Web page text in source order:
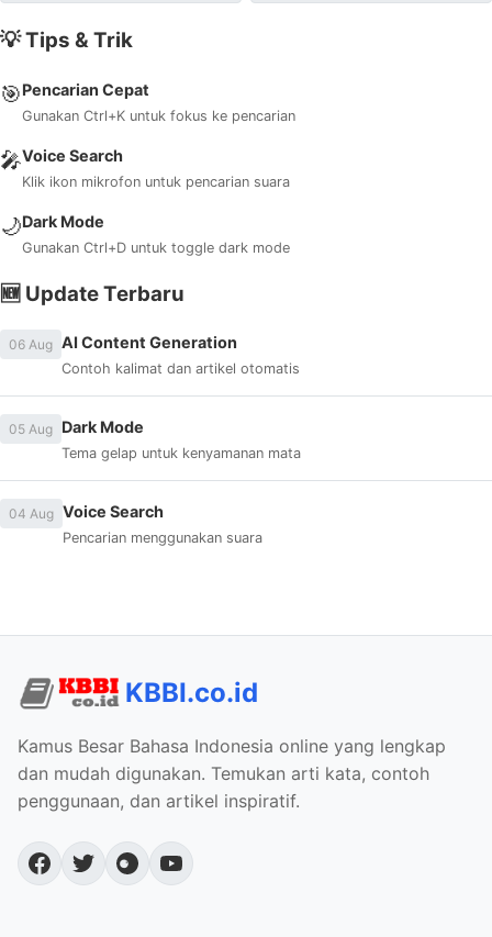
💡 Tips & Trik
🎯Pencarian Cepat
Gunakan Ctrl+K untuk fokus ke pencarian
🎤Voice Search
Klik ikon mikrofon untuk pencarian suara
🌙Dark Mode
Gunakan Ctrl+D untuk toggle dark mode
🆕 Update Terbaru
06 Aug AI Content Generation
Contoh kalimat dan artikel otomatis
05 Aug Dark Mode
Tema gelap untuk kenyamanan mata
04 Aug Voice Search
Pencarian menggunakan suara
KBBI.co.id
Kamus Besar Bahasa Indonesia online yang lengkap
dan mudah digunakan. Temukan arti kata, contoh
penggunaan, dan artikel inspiratif.